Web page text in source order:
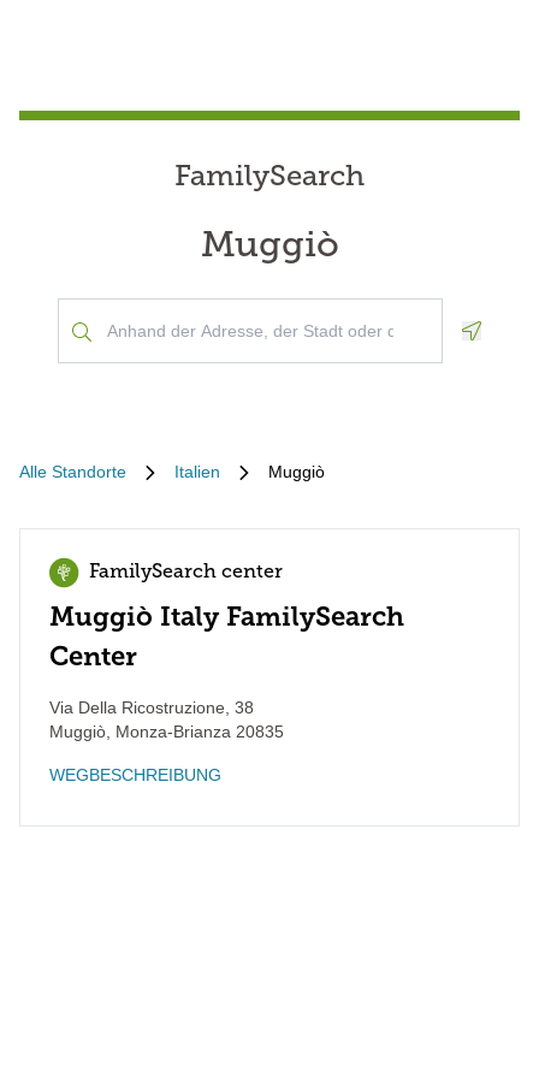
FamilySearch
Muggiò
Alle Standorte Italien Muggiò
FamilySearch center
Muggiò Italy FamilySearch
Center
Via Della Ricostruzione, 38
Muggiò Monza-Brianza 20835
WEGBESCHREIBUNG